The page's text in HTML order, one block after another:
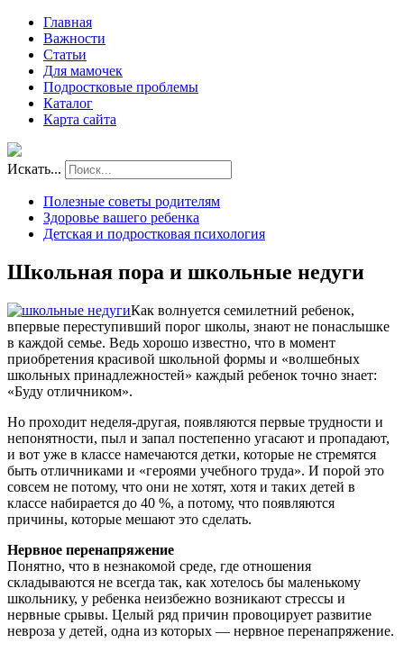
Главная
Важности
Статьи
Для мамочек
Подростковые проблемы
Каталог
Карта сайта
Искать...
Полезные советы родителям
Здоровье вашего ребенка
Детская и подростковая психология
Школьная пора и школьные недуги
Как волнуется семилетний ребенок,
впервые переступивший порог школы, знают не понаслышке
в каждой семье. Ведь хорошо известно, что в момент
приобретения красивой школьной формы и «волшебных
школьных принадлежностей» каждый ребенок точно знает:
«Буду отличником».
Но проходит неделя-другая, появляются первые трудности и
непонятности, пыл и запал постепенно угасают и пропадают,
и вот уже в классе намечаются детки, которые не стремятся
быть отличниками и «героями учебного труда». И порой это
совсем не потому, что они не хотят, хотя и таких детей в
классе набирается до 40 %, а потому, что появляются
причины, которые мешают это сделать.
Нервное перенапряжение
Понятно, что в незнакомой среде, где отношения
складываются не всегда так, как хотелось бы маленькому
школьнику, у ребенка неизбежно возникают стрессы и
нервные срывы. Целый ряд причин провоцирует развитие
невроза у детей, одна из которых — нервное перенапряжение.